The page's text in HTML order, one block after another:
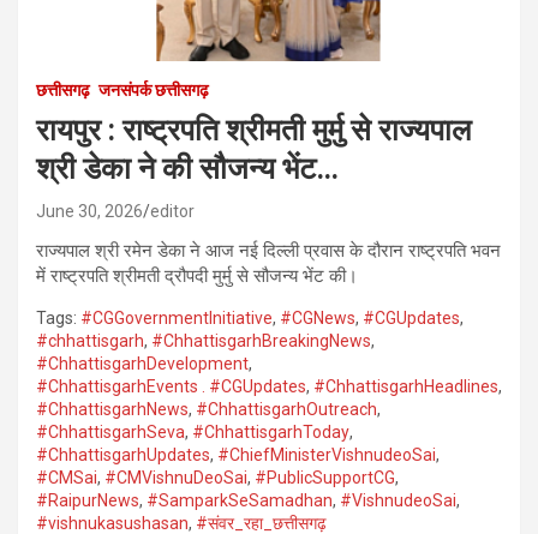
छत्तीसगढ़ जनसंपर्क छत्तीसगढ़
रायपुर : राष्ट्रपति श्रीमती मुर्मु से राज्यपाल
श्री डेका ने की सौजन्य भेंट…
June 30, 2026 editor
राज्यपाल श्री रमेन डेका ने आज नई दिल्ली प्रवास के दौरान राष्ट्रपति भवन
में राष्ट्रपति श्रीमती द्रौपदी मुर्मु से सौजन्य भेंट की।
Tags: #CGGovernmentInitiative, #CGNews, #CGUpdates,
#chhattisgarh, #ChhattisgarhBreakingNews,
#ChhattisgarhDevelopment,
#ChhattisgarhEvents . #CGUpdates, #ChhattisgarhHeadlines,
#ChhattisgarhNews, #ChhattisgarhOutreach,
#ChhattisgarhSeva, #ChhattisgarhToday,
#ChhattisgarhUpdates, #ChiefMinisterVishnudeoSai,
#CMSai, #CMVishnuDeoSai, #PublicSupportCG,
#RaipurNews, #SamparkSeSamadhan, #VishnudeoSai,
#vishnukasushasan, #संवर_रहा_छत्तीसगढ़